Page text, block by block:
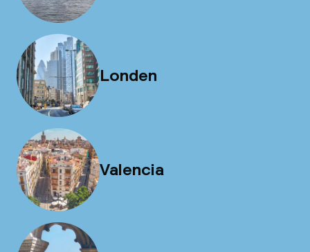
Londen
Valencia